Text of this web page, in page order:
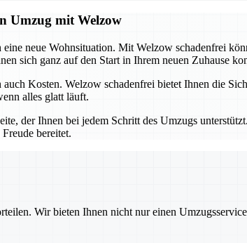
Umzug mit Welzow
neue Wohnsituation. Mit Welzow schadenfrei
sich ganz auf den Start in Ihrem neuen Zuhause
Kosten. Welzow schadenfrei bietet Ihnen die
alles glatt läuft.
der Ihnen bei jedem Schritt des Umzugs
bereitet.
Wir bieten Ihnen nicht nur einen